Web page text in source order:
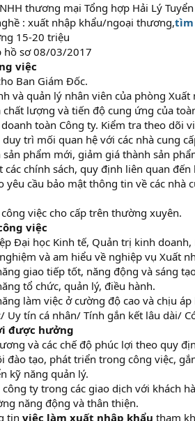
thương mại Tổng hợp Hải Lý
: xuất nhập khẩu/ngoại thương,tìm
15-20 triệu
hồ sơ 08/03/2017
việc
Ban Giám Đốc.
và quản lý nhân viên của phòng
chất lượng và tiến độ cung ứng của
toàn Công ty. Kiểm tra theo dõi
duy trì mối quan hệ với các nhà cung
phẩm mới, giảm giá thành sản
các chính sách, quy định liên quan
yêu cầu bảo mật thông tin về các nhà
việc cho cấp trên thường xuyên.
việc
Đại học Kinh tế, Quản trị kinh
và am hiểu về nghiệp vụ Xuất
giao tiếp tốt, năng động và sáng
tổ chức, quản lý, điều hành.
làm việc ở cường độ cao và chịu
Uy tín cá nhân/ Tính gắn kết lâu dài/
được hưởng
và các chế độ phúc lợi theo quy
đào tạo, phát triển trong công việc,
kỹ năng quản lý.
ty trong các giao dịch với khách
năng động và thân thiện.
tin việc làm xuất nhập khẩu tham